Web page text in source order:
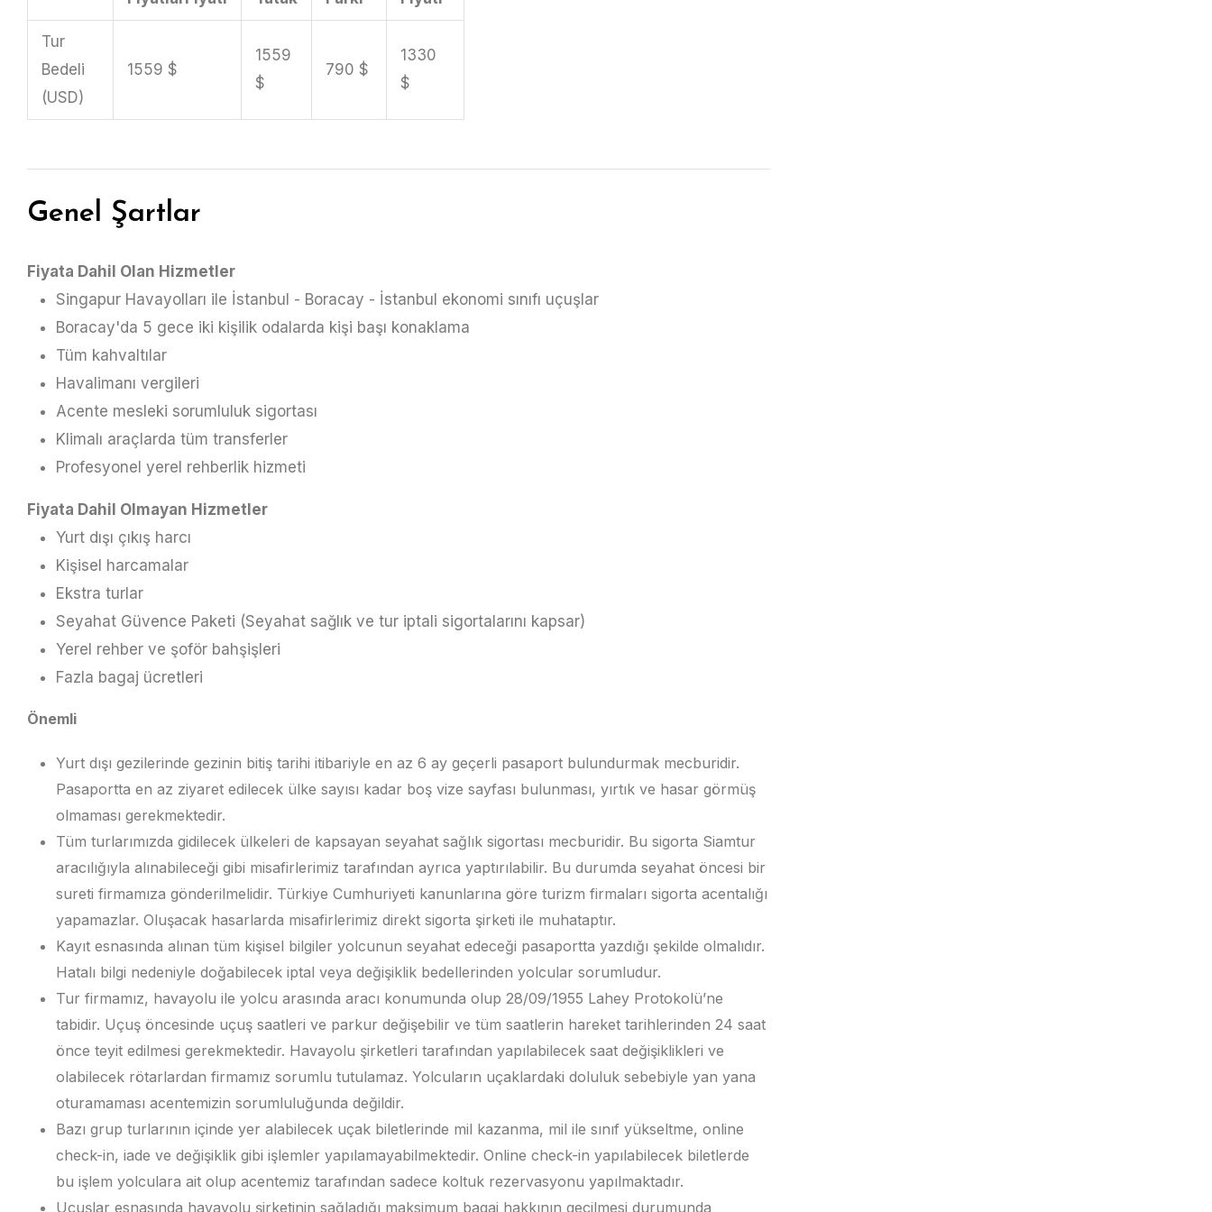
Tur
Bedeli
(USD)
1559 $
1559
$
790 $
1330
$
Genel Şartlar
Fiyata Dahil Olan Hizmetler
Singapur Havayolları ile İstanbul - Boracay - İstanbul ekonomi sınıfı uçuşlar
Boracay'da 5 gece iki kişilik odalarda kişi başı konaklama
Tüm kahvaltılar
Havalimanı vergileri
Acente mesleki sorumluluk sigortası
Klimalı araçlarda tüm transferler
Profesyonel yerel rehberlik hizmeti
Fiyata Dahil Olmayan Hizmetler
Yurt dışı çıkış harcı
Kişisel harcamalar
Ekstra turlar
Seyahat Güvence Paketi (Seyahat sağlık ve tur iptali sigortalarını kapsar)
Yerel rehber ve şoför bahşişleri
Fazla bagaj ücretleri
Önemli
Yurt dışı gezilerinde gezinin bitiş tarihi itibariyle en az 6 ay geçerli pasaport bulundurmak mecburidir.
Pasaportta en az ziyaret edilecek ülke sayısı kadar boş vize sayfası bulunması, yırtık ve hasar görmüş
olmaması gerekmektedir.
Tüm turlarımızda gidilecek ülkeleri de kapsayan seyahat sağlık sigortası mecburidir. Bu sigorta Siamtur
aracılığıyla alınabileceği gibi misafirlerimiz tarafından ayrıca yaptırılabilir. Bu durumda seyahat öncesi bir
sureti firmamıza gönderilmelidir. Türkiye Cumhuriyeti kanunlarına göre turizm firmaları sigorta acentalığı
yapamazlar. Oluşacak hasarlarda misafirlerimiz direkt sigorta şirketi ile muhataptır.
Kayıt esnasında alınan tüm kişisel bilgiler yolcunun seyahat edeceği pasaportta yazdığı şekilde olmalıdır.
Hatalı bilgi nedeniyle doğabilecek iptal veya değişiklik bedellerinden yolcular sorumludur.
Tur firmamız, havayolu ile yolcu arasında aracı konumunda olup 28/09/1955 Lahey Protokolü’ne
tabidir. Uçuş öncesinde uçuş saatleri ve parkur değişebilir ve tüm saatlerin hareket tarihlerinden 24 saat
önce teyit edilmesi gerekmektedir. Havayolu şirketleri tarafından yapılabilecek saat değişiklikleri ve
olabilecek rötarlardan firmamız sorumlu tutulamaz. Yolcuların uçaklardaki doluluk sebebiyle yan yana
oturamaması acentemizin sorumluluğunda değildir.
Bazı grup turlarının içinde yer alabilecek uçak biletlerinde mil kazanma, mil ile sınıf yükseltme, online
check-in, iade ve değişiklik gibi işlemler yapılamayabilmektedir. Online check-in yapılabilecek biletlerde
bu işlem yolculara ait olup acentemiz tarafından sadece koltuk rezervasyonu yapılmaktadır.
Uçuşlar esnasında havayolu şirketinin sağladığı maksimum bagaj hakkının geçilmesi durumunda